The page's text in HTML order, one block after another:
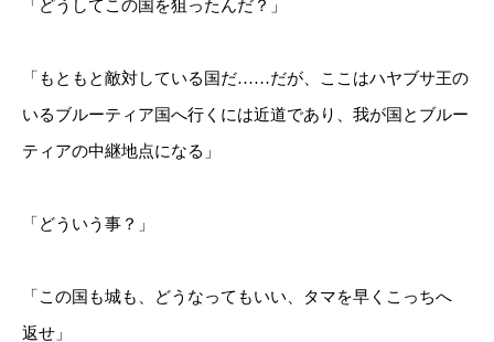
「どうしてこの国を狙ったんだ？」
「もともと敵対している国だ……だが、ここはハヤブサ王の
いるブルーティア国へ行くには近道であり、我が国とブルー
ティアの中継地点になる」
「どういう事？」
「この国も城も、どうなってもいい、タマを早くこっちへ
返せ」